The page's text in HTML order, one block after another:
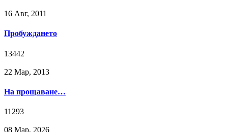
16 Авг, 2011
Пробуждането
13442
22 Мар, 2013
На прощаване…
11293
08 Мар, 2026